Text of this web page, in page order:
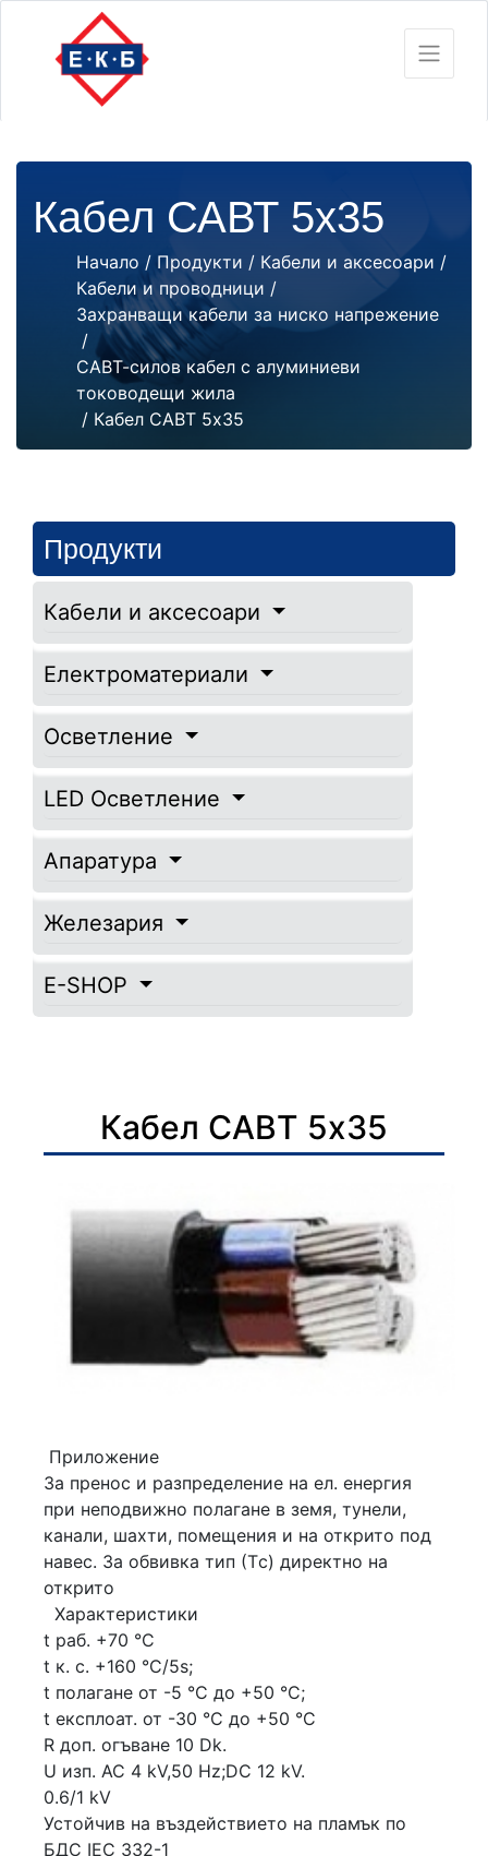
Кабел САВТ 5х35
Начало / Продукти / Кабели и аксесоари /
Кабели и проводници /
Захранващи кабели за ниско напрежение
/
САВТ-силов кабел с алуминиеви
тоководещи жила
/ Кабел САВТ 5х35
Продукти
Кабели и аксесоари
Електроматериали
Осветление
LED Осветление
Апаратура
Железария
E-SHOP
Кабел САВТ 5х35
Приложение
За пренос и разпределение на ел. енергия
при неподвижно полагане в земя, тунели,
канали, шахти, помещения и на открито под
навес. За обвивка тип (Тc) директно на
открито
Характеристики
t раб. +70 °C
t к. с. +160 °C/5s;
t полагане от -5 °C до +50 °C;
t експлоат. от -30 °C до +50 °C
R доп. огъване 10 Dk.
U изп. АС 4 kV,50 Hz;DC 12 kV.
0.6/1 kV
Устойчив на въздействието на пламък по
БДС IEC 332-1